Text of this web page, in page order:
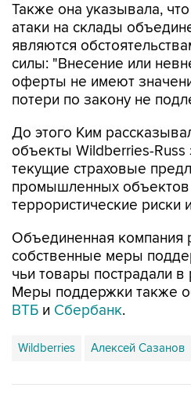
Также она указывала,
атаки на склады
являются
силы: "Внесение или
оферты не имеют
потери по закону не
До этого Ким
объекты Wildberries-Russ
текущие страховые
промышленных
террористические риски
Объединенная компания
собственные меры
чьи товары пострадали в
Меры поддержки также
ВТБ и Сбербанк.
Wildberries Алексей Сазанов